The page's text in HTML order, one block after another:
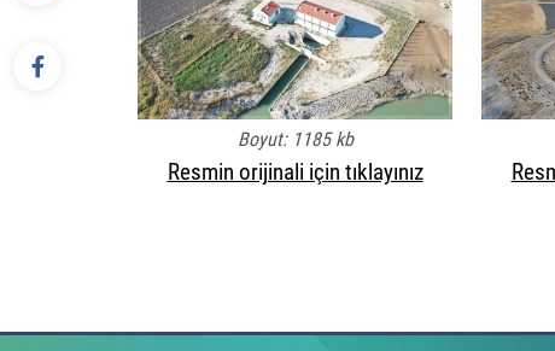
Boyut: 1185 kb
Resmin orijinali için tıklayınız